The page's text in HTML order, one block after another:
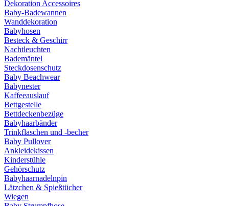
Dekoration Accessoires
Baby-Badewannen
Wanddekoration
Babyhosen
Besteck & Geschirr
Nachtleuchten
Bademäntel
Steckdosenschutz
Baby Beachwear
Babynester
Kaffeeauslauf
Bettgestelle
Bettdeckenbezüge
Babyhaarbänder
Trinkflaschen und -becher
Baby Pullover
Ankleidekissen
Kinderstühle
Gehörschutz
Babyhaarnadelnpin
Lätzchen & Spießtücher
Wiegen